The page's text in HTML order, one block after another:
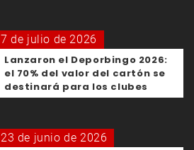
7 de julio de 2026
Lanzaron el Deporbingo 2026:
el 70% del valor del cartón se
destinará para los clubes
23 de junio de 2026